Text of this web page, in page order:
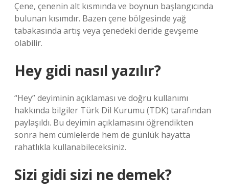
Çene, çenenin alt kısmında ve boynun başlangıcında
bulunan kısımdır. Bazen çene bölgesinde yağ
tabakasında artış veya çenedeki deride gevşeme
olabilir.
Hey gidi nasıl yazılır?
“Hey” deyiminin açıklaması ve doğru kullanımı
hakkında bilgiler Türk Dil Kurumu (TDK) tarafından
paylaşıldı. Bu deyimin açıklamasını öğrendikten
sonra hem cümlelerde hem de günlük hayatta
rahatlıkla kullanabileceksiniz.
Sizi gidi sizi ne demek?